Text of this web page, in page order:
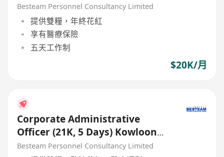
Besteam Personnel Consultancy Limited
提供雙糧，年終花紅
享有醫療保險
五天工作制
$20K/月
Corporate Administrative
Officer (21K, 5 Days) Kowloon
Bay
Besteam Personnel Consultancy Limited